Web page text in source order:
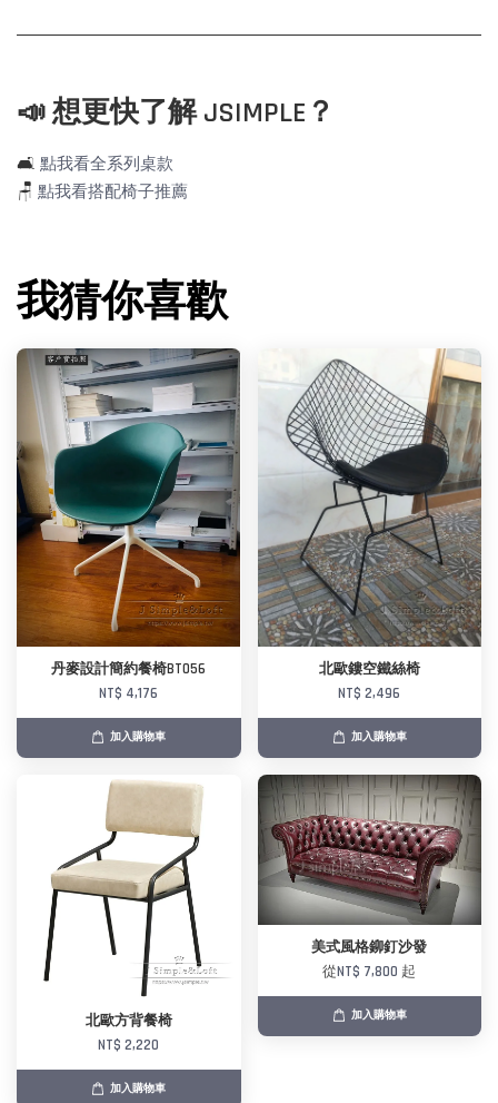
📣 想更快了解 JSIMPLE？
🛋️ 點我看全系列桌款
🪑 點我看搭配椅子推薦
我猜你喜歡
丹麥設計簡約餐椅BT056
NT$ 4,176
加入購物車
北歐鏤空鐵絲椅
NT$ 2,496
加入購物車
北歐方背餐椅
NT$ 2,220
加入購物車
美式風格鉚釘沙發
從NT$ 7,800 起
加入購物車